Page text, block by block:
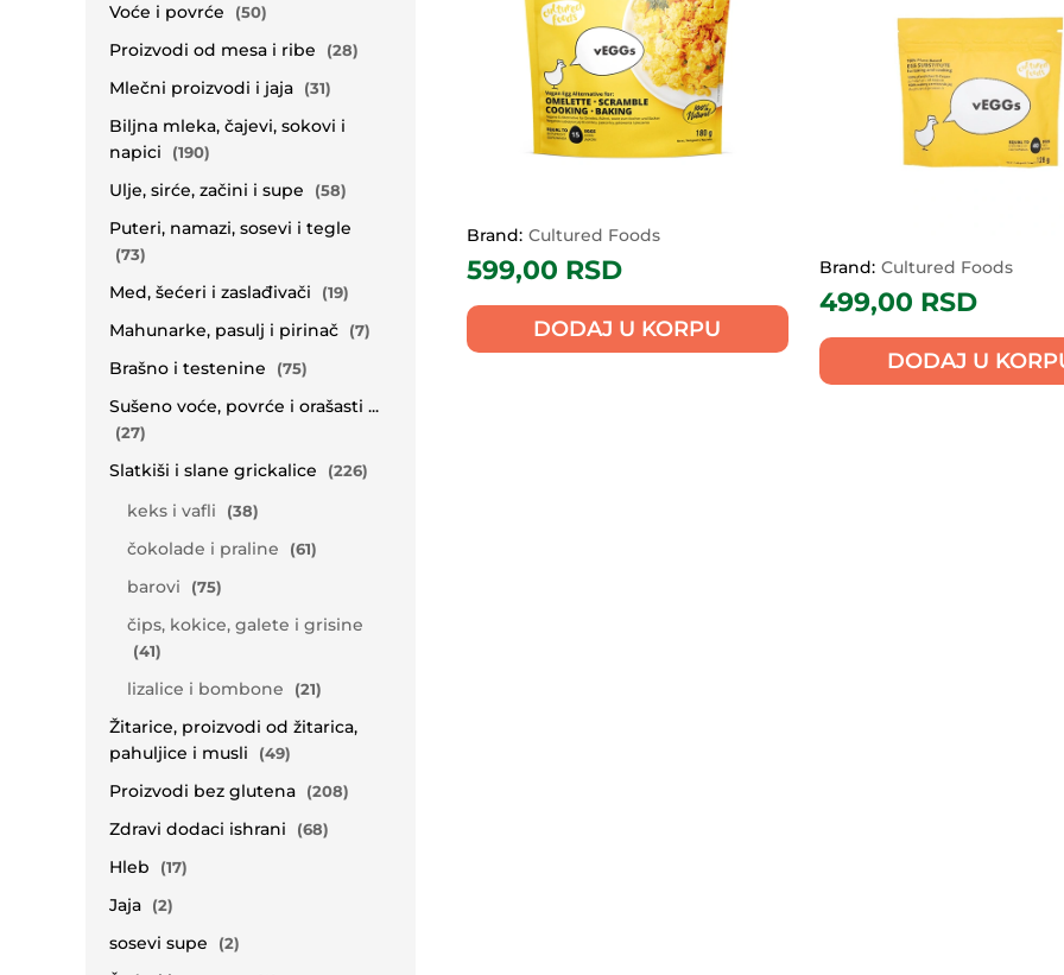
Brand: Cultured Foods
599,00 RSD
DODAJ U KORPU
Brand: Cultured Foods
499,00 RSD
DODAJ U
Voće i povrće (50)
Proizvodi od mesa i ribe (28)
Mlečni proizvodi i jaja (31)
Biljna mleka, čajevi, sokovi i
napici
(190)
Ulje, sirće, začini i supe (58)
Puteri, namazi, sosevi i tegle
(73)
Med, šećeri i zaslađivači (19)
Mahunarke, pasulj i pirinač (7)
Brašno i testenine (75)
Sušeno voće, povrće i orašasti ...
(27)
Slatkiši i slane grickalice (226)
keks i vafli (38)
čokolade i praline (61)
barovi (75)
čips, kokice, galete i grisine
(41)
lizalice i bombone (21)
Žitarice, proizvodi od žitarica,
pahuljice i musli
(49)
Proizvodi bez glutena (208)
Zdravi dodaci ishrani (68)
Hleb (17)
Jaja (2)
sosevi supe (2)